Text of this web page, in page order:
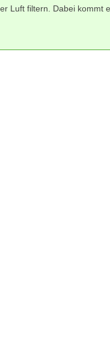
Luft filtern. Dabei kommt